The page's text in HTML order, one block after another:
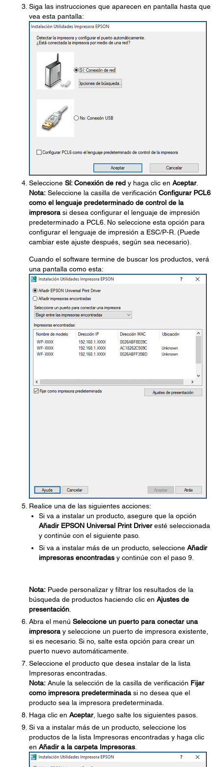
Siga las instrucciones que aparecen en pantalla hasta que
vea esta pantalla:
Seleccione Sí: Conexión de red y haga clic en Aceptar.
Nota: Seleccione la casilla de verificación Configurar PCL6
como el lenguaje predeterminado de control de la
impresora si desea configurar el lenguaje de impresión
predeterminado a PCL6. No seleccione esta opción para
configurar el lenguaje de impresión a ESC/P-R. (Puede
cambiar este ajuste después, según sea necesario).
Cuando el software termine de buscar los productos, verá
una pantalla como esta:
Realice una de las siguientes acciones:
Si va a instalar un producto, asegure que la opción
Añadir EPSON Universal Print Driveresté seleccionada
y continúe con el siguiente paso.
Si va a instalar más de un producto, seleccione Añadir
impresoras encontradas y continúe con el paso 9.
Nota: Puede personalizar y filtrar los resultados de la
búsqueda de productos haciendo clic en Ajustes de
presentación
Abra el menú Seleccione un puerto para conectar una
impresora y seleccione un puerto de impresora existente,
si es necesario. Si no, salte esta opción para crear un
puerto nuevo automáticamente.
Seleccione el producto que desea instalar de la lista
Impresoras encontradas.
Nota: Anule la selección de la casilla de verificación Fijar
como impresora predeterminada si no desea que el
producto sea la impresora predeterminada.
Haga clic en Aceptar, luego salte los siguientes pasos.
Si va a instalar más de un producto, seleccione los
productos de la lista Impresoras encontradas y haga clic
en Añadir a la carpeta Impresoras